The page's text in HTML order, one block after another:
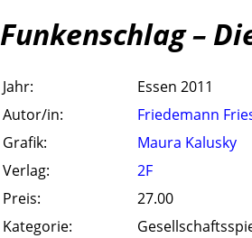
Funkenschlag –
Jahr:
Essen 2011
Autor/in:
Friedemann
Grafik:
Maura Kalusky
Verlag:
2F
Preis:
27.00
Kategorie: